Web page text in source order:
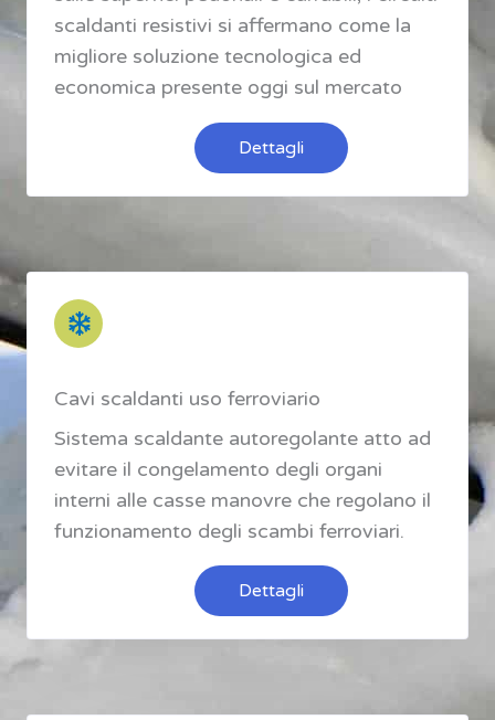
scaldanti resistivi si affermano come la
migliore soluzione tecnologica ed
economica presente oggi sul mercato
Dettagli
Cavi scaldanti uso ferroviario
Sistema scaldante autoregolante atto ad
evitare il congelamento degli organi
interni alle casse manovre che regolano il
funzionamento degli scambi ferroviari.
Dettagli